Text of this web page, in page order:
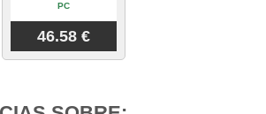
PC
46.58 €